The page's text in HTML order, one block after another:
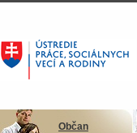
Občan